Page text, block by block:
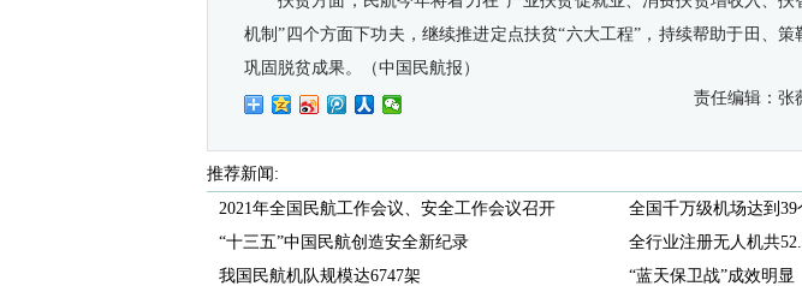
机制”四个方面下功夫，继续推进定点扶贫“六大工程”，持续帮助于田、策
巩固脱贫成果。（中国民航报）
责任编辑： 张
推荐新闻:
2021年全国民航工作会议、安全工作会议召开
“十三五”中国民航创造安全新纪录
我国民航机队规模达6747架
全国千万级机场达到39
全行业注册无人机共
“蓝天保卫战”成效明显